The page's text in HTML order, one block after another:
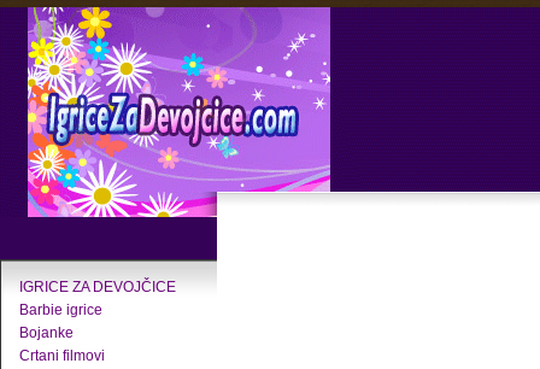
IGRICE ZA DEVOJČICE
Barbie igrice
Bojanke
Crtani filmovi